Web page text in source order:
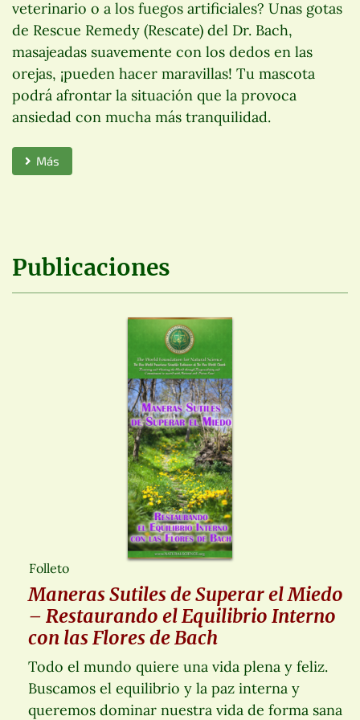
veterinario o a los fuegos artificiales? Unas gotas
de Rescue Remedy (Rescate) del Dr. Bach,
masajeadas suavemente con los dedos en las
orejas, ¡pueden hacer maravillas! Tu mascota
podrá afrontar la situación que la provoca
ansiedad con mucha más tranquilidad.
Más
Publicaciones
Folleto
Maneras Sutiles de Superar el Miedo
– Restaurando el Equilibrio Interno
con las Flores de Bach
Todo el mundo quiere una vida plena y feliz.
Buscamos el equilibrio y la paz interna y
queremos dominar nuestra vida de forma sana